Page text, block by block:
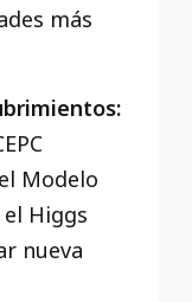
más
Modelo
el Higgs
nueva